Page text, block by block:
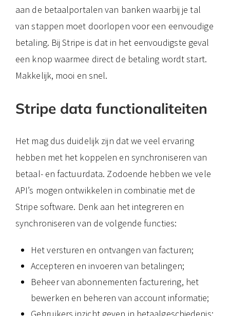
aan de betaalportalen van banken waarbij je tal
van stappen moet doorlopen voor een eenvoudige
betaling. Bij Stripe is dat in het eenvoudigste geval
een knop waarmee direct de betaling wordt start.
Makkelijk, mooi en snel.
Stripe data functionaliteiten
Het mag dus duidelijk zijn dat we veel ervaring
hebben met het koppelen en synchroniseren van
betaal- en factuurdata. Zodoende hebben we vele
API’s mogen ontwikkelen in combinatie met de
Stripe software. Denk aan het integreren en
synchroniseren van de volgende functies:
Het versturen en ontvangen van facturen;
Accepteren en invoeren van betalingen;
Beheer van abonnementen facturering, het
bewerken en beheren van account informatie;